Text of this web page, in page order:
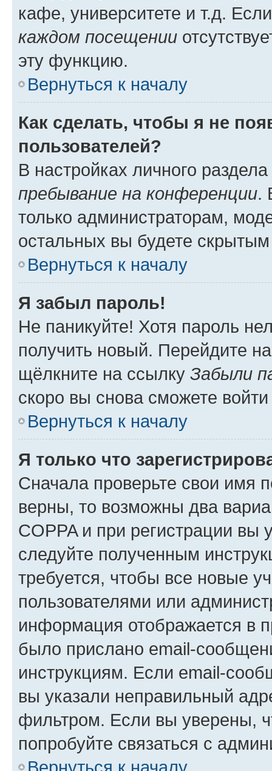
кафе, университете и т.д.
каждом посещении
эту функцию.
Вернуться к началу
Как сделать, чтобы я не
пользователей?
В настройках личного
пребывание на конференции.
только администраторам,
остальных вы будете
Вернуться к началу
Я забыл пароль!
Не паникуйте! Хотя пароль
получить новый. Перейдите
щёлкните на ссылку Забыли
скоро вы снова сможете
Вернуться к началу
Я только что
Сначала проверьте свои имя
верны, то возможны два
COPPA и при регистрации вы
следуйте полученным
требуется, чтобы все новые
пользователями или
информация отображается в
было прислано email-
инструкциям. Если email-
вы указали неправильный
фильтром. Если вы уверены,
попробуйте связаться с
Вернуться к началу